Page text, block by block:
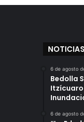
6 de agosto
Bedolla
Itzícuaro
6 de agosto